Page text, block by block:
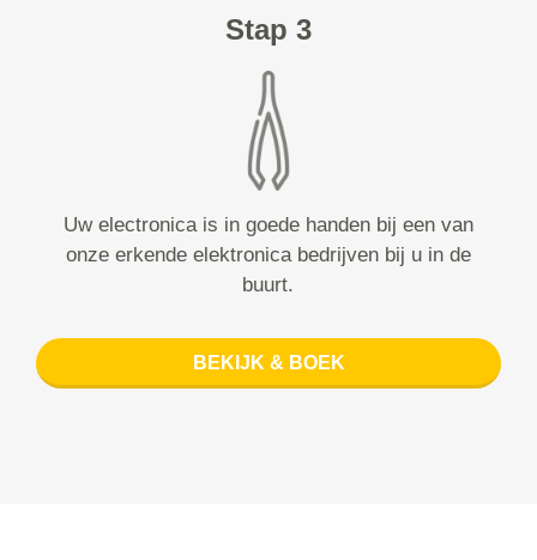
Stap 3
Uw electronica is in goede handen bij een van
onze erkende elektronica bedrijven bij u in de
buurt.
BEKIJK & BOEK